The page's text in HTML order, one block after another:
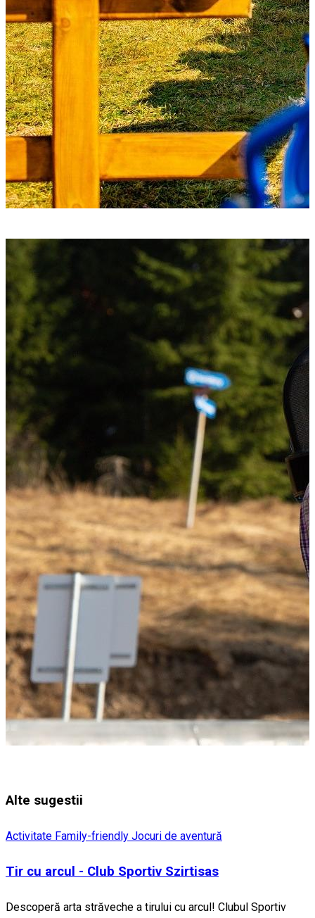
Alte sugestii
Activitate Family-friendly Jocuri de aventură
Tir cu arcul - Club Sportiv Szirtisas
Descoperă arta străveche a tirului cu arcul! Clubul Sportiv